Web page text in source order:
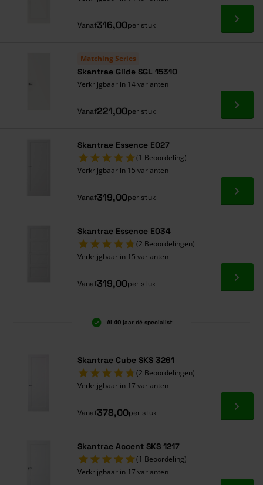
Vanaf316,00per stuk Ga
Matching Series
Skantrae Glide SGL 15310
Verkrijgbaar in 14 varianten
Vanaf221,00per stuk Ga
Skantrae Essence E027
(1 Beoordeling)
Verkrijgbaar in 15 varianten
Vanaf319,00per stuk Ga
Skantrae Essence E034
(2 Beoordelingen)
Verkrijgbaar in 15 varianten
Vanaf319,00per stuk Ga
Al 40 jaar dé specialist
Skantrae Cube SKS 3261
(2 Beoordelingen)
Verkrijgbaar in 17 varianten
Vanaf378,00per stuk Ga
Skantrae Accent SKS 1217
(1 Beoordeling)
Verkrijgbaar in 17 varianten